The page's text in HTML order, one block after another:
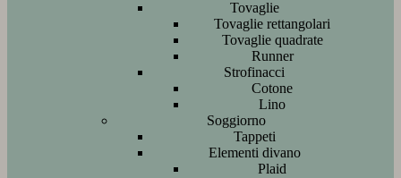
Tovaglie
Tovaglie rettangolari
Tovaglie quadrate
Runner
Strofinacci
Cotone
Lino
Soggiorno
Tappeti
Elementi divano
Plaid